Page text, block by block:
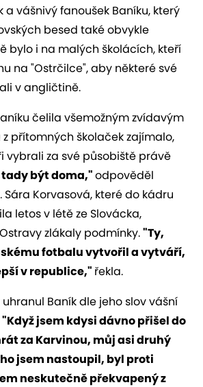
a vášnivý fanoušek Baníku, který
besed také obvykle
bylo i na malých školácích, kteří
na "Ostrčilce", aby některé své
v angličtině.
čelila všemožným zvídavým
přítomných školaček zajímalo,
vybrali za své působiště právě
být doma,"odpověděl
Sára Korvasová, které do kádru
letos v létě ze Slovácka,
zlákaly podmínky."Ty,
fotbalu vytvořil a vytváří,
v republice," řekla.
Baník dle jeho slov vášní
"Když jsem kdysi dávno přišel do
za Karvinou, můj asi druhý
jsem nastoupil, byl proti
neskutečně překvapený z